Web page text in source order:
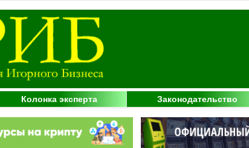
Колонка эксперта Законодательство